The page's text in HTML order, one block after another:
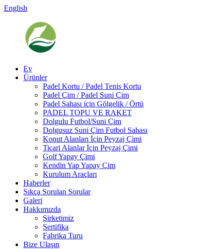
English
Ev
Ürünler
Padel Kortu / Padel Tenis Kortu
Padel Çim / Padel Suni Çim
Padel Sahası için Gölgelik / Örtü
PADEL TOPU VE RAKET
Dolgulu Futbol/Suni Çim
Dolgusuz Suni Çim Futbol Sahası
Konut Alanları İçin Peyzaj Çimi
Ticari Alanlar İçin Peyzaj Çimi
Golf Yapay Çimi
Kendin Yap Yapay Çim
Kurulum Araçları
Haberler
Sıkça Sorulan Sorular
Galeri
Hakkımızda
Şirketimiz
Sertifika
Fabrika Turu
Bize Ulaşın